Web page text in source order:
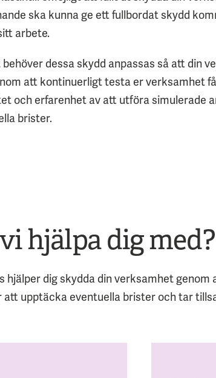
ska kunna ge ett fullbordat skydd
arbete.
dessa skydd anpassas så att din
att kontinuerligt testa er verksamhet
och erfarenhet av att utföra simulerade
brister.
hjälpa dig med?
hjälper dig skydda din verksamhet
upptäcka eventuella brister och tar